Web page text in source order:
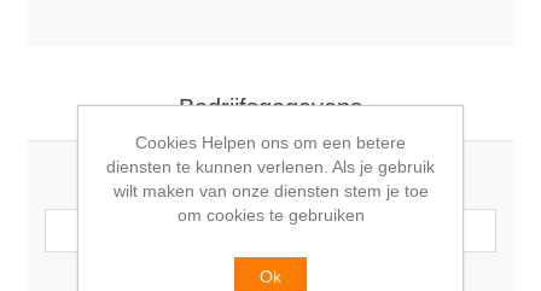
Bedrijfsgegevens
Bedrijfsnaam:
BTW nummer:
Cookies Helpen ons om een betere
diensten te kunnen verlenen. Als je gebruik
wilt maken van onze diensten stem je toe
om cookies te gebruiken
Ok